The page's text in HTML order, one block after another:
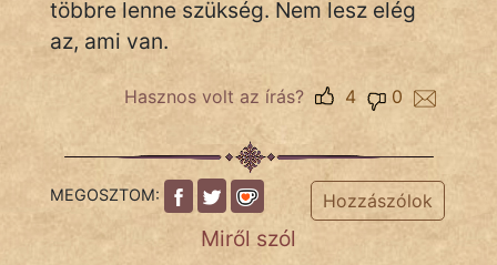
IRODALOM
KÖZMONDÁS
PSZICHO
többre lenne szükség. Nem lesz elég
az, ami van.
Hasznos volt az írás? 0
4
MEGOSZTOM: Hozzászólok
Miről szól